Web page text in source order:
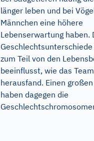
länger leben und bei
Männchen eine höhere
Lebenserwartung haben.
zum Teil von den
beeinflusst, wie das Team
herausfand. Einen
haben dagegen die